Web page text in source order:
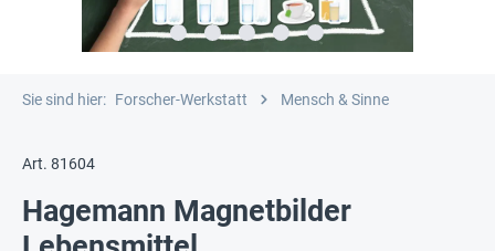
Sie sind hier: Forscher-Werkstatt Mensch & Sinne
Art. 81604
Hagemann Magnetbilder